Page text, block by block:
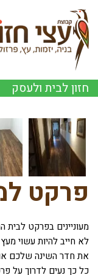
חזון לבית ולעסק
פרקט
מעוניינים בפרקט
לא חייב להיות עשוי
את חדר השינה שלכם
כל כך נעים לדרוך על